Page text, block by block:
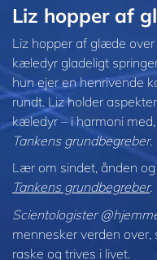
Liz hopper af
Liz hopper af glæde
kæledyr gladeligt
hun ejer en henrivende
rundt. Liz holder
kæledyr – i harmoni
Tankens grundbegreber.
Lær om sindet, ånden
Tankens grundbegreber.
Scientologister
mennesker verden over,
raske og trives i livet.